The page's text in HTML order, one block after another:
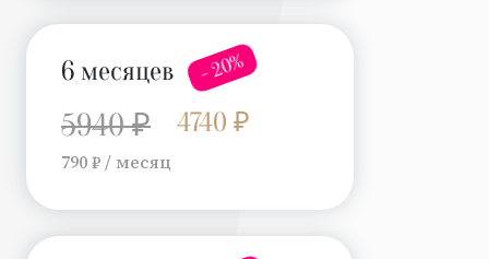
6 месяцев - 20%
5940 ₽ 4740 ₽
790 ₽ / месяц